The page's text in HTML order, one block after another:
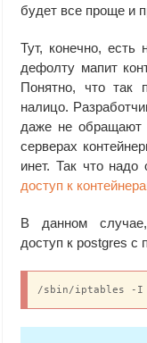
будет все проще и
Тут, конечно, есть
дефолту мапит
Понятно, что так
налицо.
даже не обращают
серверах
инет. Так что надо
доступ к
В данном случае,
доступ к postgres с
/sbin/iptables -I